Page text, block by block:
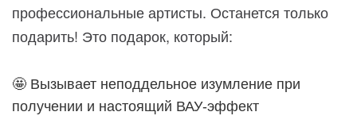
профессиональные артисты. Останется только
подарить! Это подарок, который:
🤩 Вызывает неподдельное изумление при
получении и настоящий ВАУ-эффект